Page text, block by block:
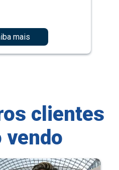
mais
clientes
vendo